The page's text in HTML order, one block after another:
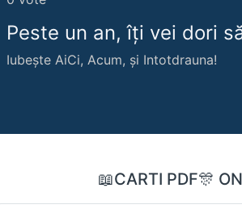
Peste un an, îți vei dori
Iubește AiCi, Acum, și Intotdrauna!